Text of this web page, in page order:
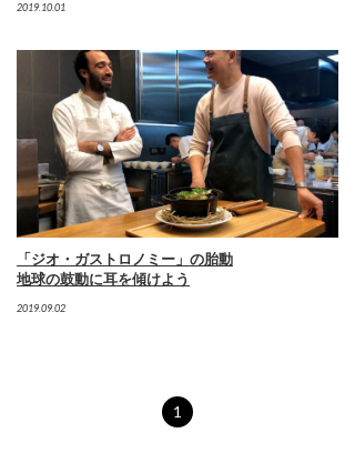
2019.10.01
「ジオ・ガストロノミー」の胎動
地球の鼓動に耳を傾けよう
2019.09.02
1